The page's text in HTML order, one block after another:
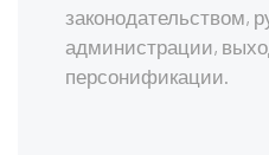
законодательством,
администрации,
персонификации.